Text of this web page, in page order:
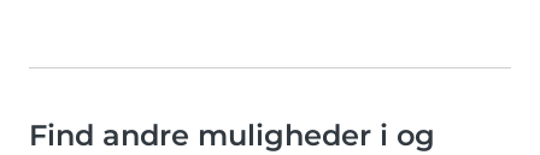
Find andre muligheder i og